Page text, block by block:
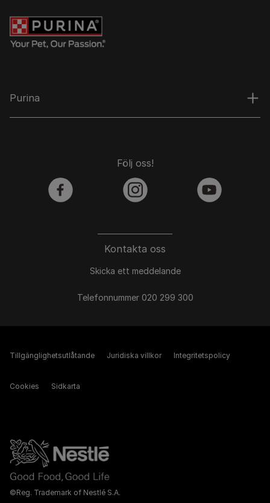
Purina
Kontakta oss
Skicka ett meddelande
Telefonnummer 020 299 300
Följ oss!
facebook instagram youtube
©Reg. Trademark of Nestlé S.A.
Tillgänglighetsutlåtande Juridiska villkor Integritetspolicy
Cookies Sidkarta